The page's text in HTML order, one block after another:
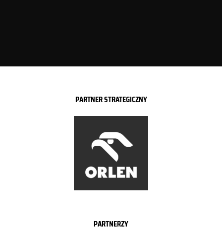
PARTNER STRATEGICZNY
PARTNERZY